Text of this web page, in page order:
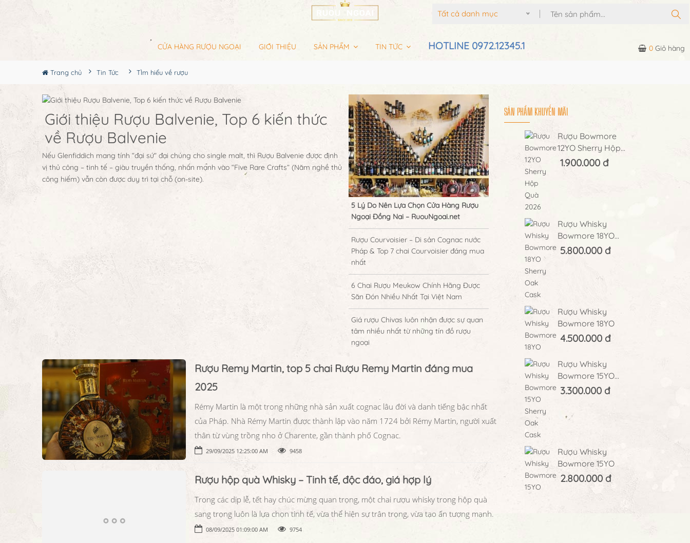
Tất cả danh mục
CỬA HÀNG RƯỢU NGOẠI GIỚI THIỆU SẢN PHẨM TIN TỨC HOTLINE 0972.12345.1 0 Giỏ hàng
Trang chủ Tin Tức TÌm hiểu về rượu
Giới thiệu Rượu Balvenie, Top 6 kiến thức
về Rượu Balvenie
Nếu Glenfiddich mang tính “đại sứ” đại chúng cho single malt, thì Rượu Balvenie được định
vị thủ công – tinh tế – giàu truyền thống, nhấn mạnh vào “Five Rare Crafts” (Năm nghề thủ
công hiếm) vẫn còn được duy trì tại chỗ (on-site).
5 Lý Do Nên Lựa Chọn Cửa Hàng Rượu
Ngoại Đồng Nai – RuouNgoai.net
Rượu Courvoisier – Di sản Cognac nước
Pháp & Top 7 chai Courvoisier đáng mua
nhất
6 Chai Rượu Meukow Chính Hãng Được
Săn Đón Nhiều Nhất Tại Việt Nam
Giá rượu Chivas luôn nhận được sự quan
tâm nhiều nhất từ những tín đồ rượu
ngoại
Rượu Remy Martin, top 5 chai Rượu Remy Martin đáng mua
2025
Rémy Martin là một trong những nhà sản xuất cognac lâu đời và danh tiếng bậc nhất
của Pháp. Nhà Rémy Martin được thành lập vào năm 1724 bởi Rémy Martin, người xuất
thân từ vùng trồng nho ở Charente, gần thành phố Cognac.
29/09/2025 12:25:00 AM 9458
Rượu hộp quà Whisky – Tinh tế, độc đáo, giá hợp lý
Trong các dịp lễ, tết hay chúc mừng quan trọng, một chai rượu whisky trong hộp quà
sang trọng luôn là lựa chọn tinh tế, vừa thể hiện sự trân trọng, vừa tạo ấn tượng mạnh.
08/09/2025 01:09:00 AM 9754
SẢN PHẨM KHUYẾN MÃI
Rượu Bowmore
12YO Sherry Hộp...
1.900.000 đ
Rượu Whisky
Bowmore 18YO...
5.800.000 đ
Rượu Whisky
Bowmore 18YO
4.500.000 đ
Rượu Whisky
Bowmore 15YO...
3.300.000 đ
Rượu Whisky
Bowmore 15YO
2.800.000 đ